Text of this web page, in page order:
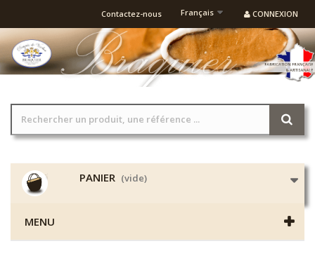
CONNEXION
Français
Contactez-nous
PANIER (vide)
MENU